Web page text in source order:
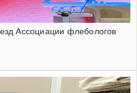
Ассоциации флебологов